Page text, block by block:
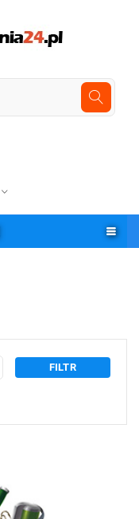
FILTR